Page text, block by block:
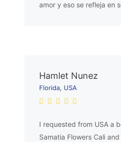
amor y eso se refleja en
Hamlet Nunez
Florida, USA
I requested from USA a
Samatia Flowers Cali